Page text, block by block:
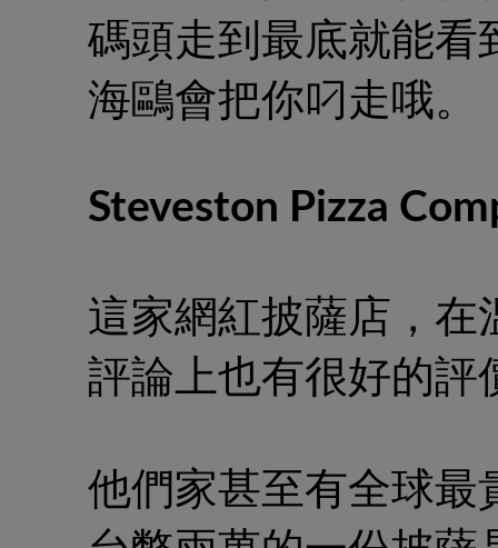
碼頭走到最底就能看
海鷗會把你叼走哦。
Steveston Pizza
這家網紅披薩店，在
評論上也有很好的評
他們家甚至有全球最